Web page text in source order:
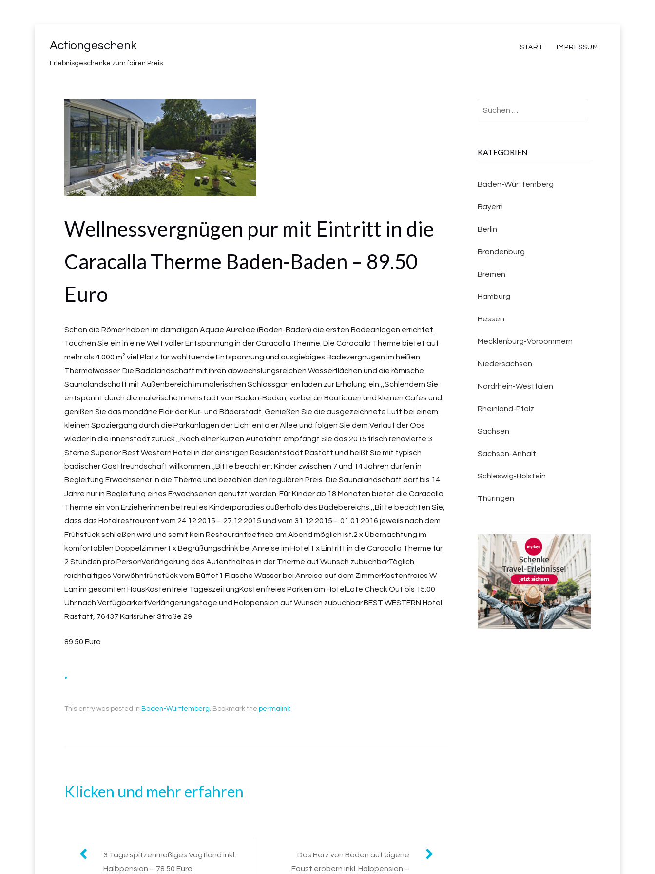
Actiongeschenk
Erlebnisgeschenke zum fairen Preis
START IMPRESSUM
Wellnessvergnügen pur mit Eintritt in die
Caracalla Therme Baden-Baden – 89.50
Euro
Schon die Römer haben im damaligen Aquae Aureliae (Baden-Baden) die ersten Badeanlagen errichtet.
Tauchen Sie ein in eine Welt voller Entspannung in der Caracalla Therme. Die Caracalla Therme bietet auf
mehr als 4.000 m² viel Platz für wohltuende Entspannung und ausgiebiges Badevergnügen im heißen
Thermalwasser. Die Badelandschaft mit ihren abwechslungsreichen Wasserflächen und die römische
Saunalandschaft mit Außenbereich im malerischen Schlossgarten laden zur Erholung ein.,,Schlendern Sie
entspannt durch die malerische Innenstadt von Baden-Baden, vorbei an Boutiquen und kleinen Cafés und
genißen Sie das mondäne Flair der Kur- und Bäderstadt. Genießen Sie die ausgezeichnete Luft bei einem
kleinen Spaziergang durch die Parkanlagen der Lichtentaler Allee und folgen Sie dem Verlauf der Oos
wieder in die Innenstadt zurück.,,Nach einer kurzen Autofahrt empfängt Sie das 2015 frisch renovierte 3
Sterne Superior Best Western Hotel in der einstigen Residentstadt Rastatt und heißt Sie mit typisch
badischer Gastfreundschaft willkommen.,,Bitte beachten: Kinder zwischen 7 und 14 Jahren dürfen in
Begleitung Erwachsener in die Therme und bezahlen den regulären Preis. Die Saunalandschaft darf bis 14
Jahre nur in Begleitung eines Erwachsenen genutzt werden. Für Kinder ab 18 Monaten bietet die Caracalla
Therme ein von Erzieherinnen betreutes Kinderparadies außerhalb des Badebereichs.,,Bitte beachten Sie,
dass das Hotelrestraurant vom 24.12.2015 – 27.12.2015 und vom 31.12.2015 – 01.01.2016 jeweils nach dem
Frühstück schließen wird und somit kein Restaurantbetrieb am Abend möglich ist.2 x Übernachtung im
komfortablen Doppelzimmer1 x Begrüßungsdrink bei Anreise im Hotel1 x Eintritt in die Caracalla Therme für
2 Stunden pro PersonVerlängerung des Aufenthaltes in der Therme auf Wunsch zubuchbarTäglich
reichhaltiges Verwöhnfrühstück vom Büffet1 Flasche Wasser bei Anreise auf dem ZimmerKostenfreies W-
Lan im gesamten HausKostenfreie TageszeitungKostenfreies Parken am HotelLate Check Out bis 15:00
Uhr nach VerfügbarkeitVerlängerungstage und Halbpension auf Wunsch zubuchbar.BEST WESTERN Hotel
Rastatt, 76437 Karlsruher Straße 29
89.50 Euro
.
This entry was posted in Baden-Württemberg. Bookmark the permalink.
Klicken und mehr erfahren
Post
3 Tage spitzenmäßiges Vogtland inkl.
Halbpension – 78.50 Euro
Das Herz von Baden auf eigene
Faust erobern inkl. Halbpension –
KATEGORIEN
Baden-Württemberg
Bayern
Berlin
Brandenburg
Bremen
Hamburg
Hessen
Mecklenburg-Vorpommern
Niedersachsen
Nordrhein-Westfalen
Rheinland-Pfalz
Sachsen
Sachsen-Anhalt
Schleswig-Holstein
Thüringen